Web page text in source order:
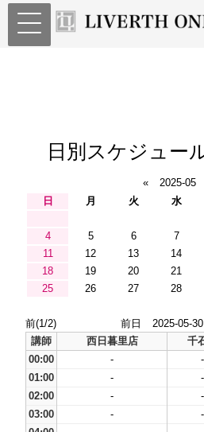
日別スケジュー
« 2025-05
日 月 火 水
4
5 6 7
11
12 13 14
18
19 20 21
25
26 27 28
前(1/2) 前日 2025-05-30
講師
西日暮里店 千
00:00
- -
01:00
- -
02:00
- -
03:00
- -